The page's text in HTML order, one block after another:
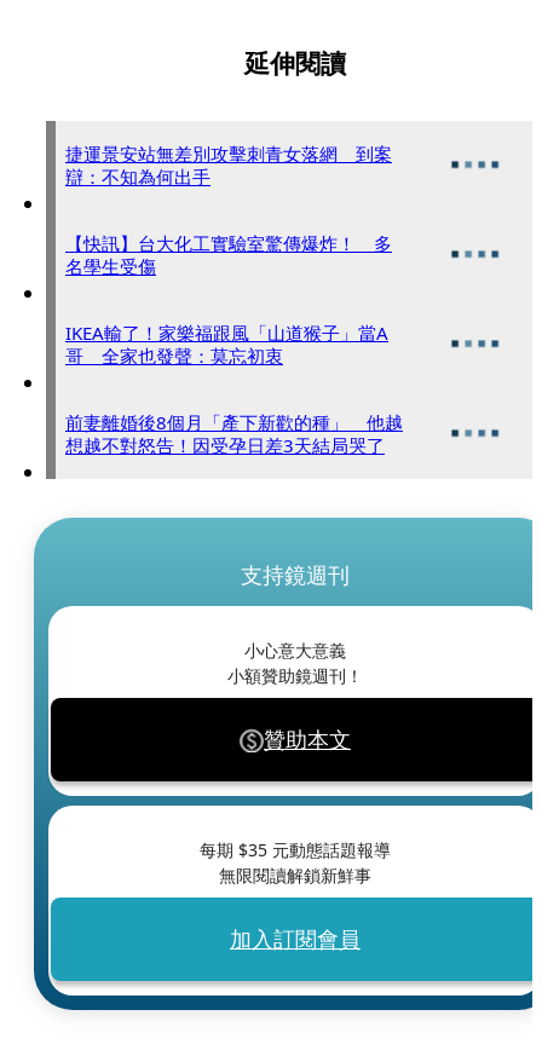
延伸閱讀
捷運景安站無差別攻擊刺青女落網 到案
辯：不知為何出手
【快訊】台大化工實驗室驚傳爆炸！ 多
名學生受傷
IKEA輸了！家樂福跟風「山道猴子」當A
哥 全家也發聲：莫忘初衷
前妻離婚後8個月「產下新歡的種」 他越
想越不對怒告！因受孕日差3天結局哭了
支持鏡週刊
小心意大意義
小額贊助鏡週刊！
贊助本文
每期 $35 元動態話題報導
無限閱讀解鎖新鮮事
加入訂閱會員